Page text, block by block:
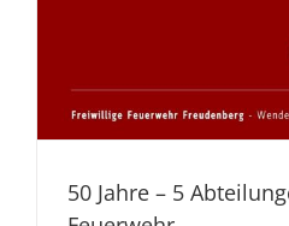
50 Jahre – 5